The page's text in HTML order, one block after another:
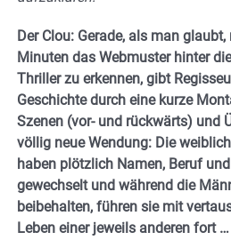
Der Clou: Gerade, als man
Minuten das Webmuster hinter
Thriller zu erkennen, gibt
Geschichte durch eine kurze
Szenen (vor- und rückwärts) und
völlig neue Wendung: Die
haben plötzlich Namen, Beruf
gewechselt und während die
beibehalten, führen sie mit
Leben einer jeweils anderen fort